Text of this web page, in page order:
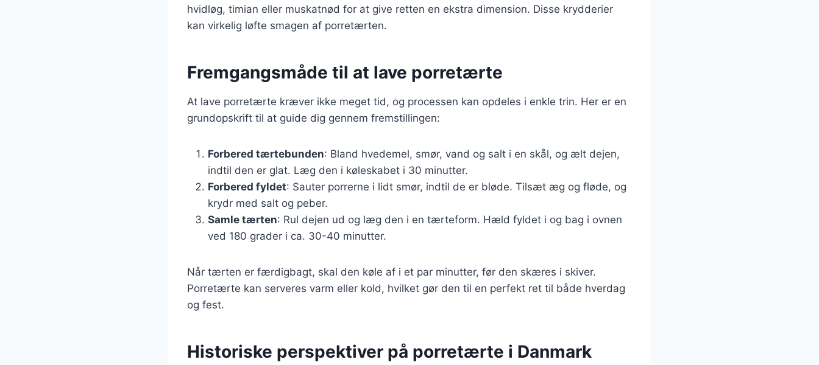
hvidløg, timian eller muskatnød for at give retten en ekstra dimension. Disse krydderier
kan virkelig løfte smagen af porretærten.
Fremgangsmåde til at lave porretærte
At lave porretærte kræver ikke meget tid, og processen kan opdeles i enkle trin. Her er en
grundopskrift til at guide dig gennem fremstillingen:
Forbered tærtebunden: Bland hvedemel, smør, vand og salt i en skål, og ælt dejen,
indtil den er glat. Læg den i køleskabet i 30 minutter.
Forbered fyldet: Sauter porrerne i lidt smør, indtil de er bløde. Tilsæt æg og fløde, og
krydr med salt og peber.
Samle tærten: Rul dejen ud og læg den i en tærteform. Hæld fyldet i og bag i ovnen
ved 180 grader i ca. 30-40 minutter.
Når tærten er færdigbagt, skal den køle af i et par minutter, før den skæres i skiver.
Porretærte kan serveres varm eller kold, hvilket gør den til en perfekt ret til både hverdag
og fest.
Historiske perspektiver på porretærte i Danmark